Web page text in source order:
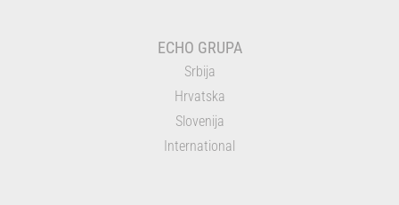
ECHO GRUPA
Srbija
Hrvatska
Slovenija
International